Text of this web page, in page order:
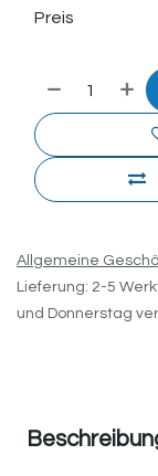
Preis
Allgemeine
Lieferung: 2-5
und Donnerstag